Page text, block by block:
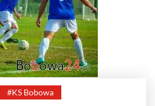
#KS Bobowa